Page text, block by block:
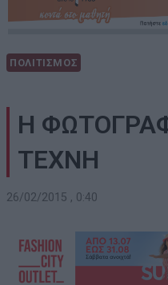
ΠΟΛΙΤΙΣΜΟΣ
Η
ΤΕΧΝΗ
26/02/2015 , 0:40